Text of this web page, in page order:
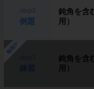
例題
鈍角を含
用）
勉強中
鈍角を含
用）